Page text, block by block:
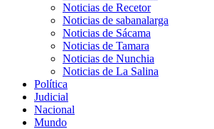
Noticias de Recetor
Noticias de sabanalarga
Noticias de Sácama
Noticias de Tamara
Noticias de Nunchia
Noticias de La Salina
Política
Judicial
Nacional
Mundo